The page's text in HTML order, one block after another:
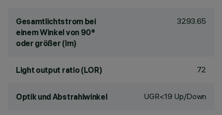
Gesamtlichtstrom bei
einem Winkel von 90°
oder größer (lm)
3293.65
Light output ratio (LOR) 72
Optik und Abstrahlwinkel UGR<19 Up/Down